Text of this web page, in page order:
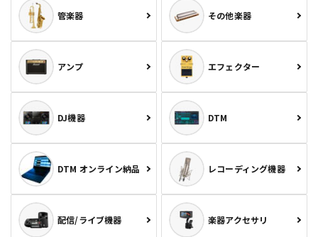
管楽器 その他楽器
アンプ エフェクター
DJ機器 DTM
DTM オンライン納品 レコーディング機器
配信/ライブ機器 楽器アクセサリ